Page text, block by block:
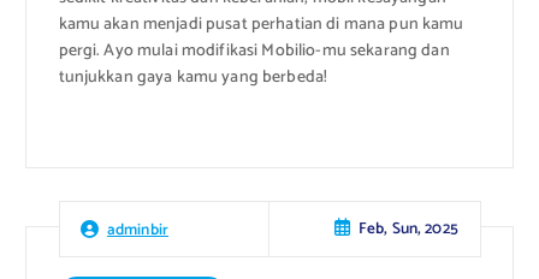
kamu akan menjadi pusat perhatian di mana pun kamu
pergi. Ayo mulai modifikasi Mobilio-mu sekarang dan
tunjukkan gaya kamu yang berbeda!
adminbir Feb, Sun, 2025